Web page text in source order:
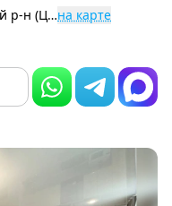
Чернышевского, 16, Вахитовский р-н (Центр)на карте